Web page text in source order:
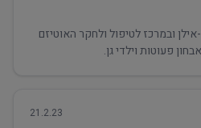
ובמרכז לטיפול ולחקר האוטיזם
פעוטות וילדי גן.
21.2.23